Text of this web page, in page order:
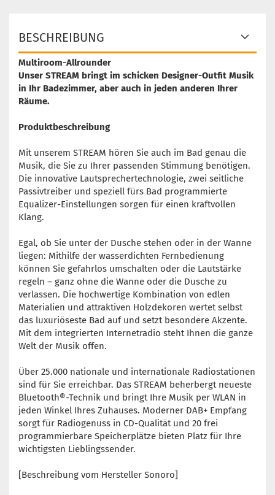
BESCHREIBUNG
Multiroom-Allrounder
Unser STREAM bringt im schicken Designer-Outfit Musik
in Ihr Badezimmer, aber auch in jeden anderen Ihrer
Räume.
Produktbeschreibung
Mit unserem STREAM hören Sie auch im Bad genau die
Musik, die Sie zu Ihrer passenden Stimmung benötigen.
Die innovative Lautsprechertechnologie, zwei seitliche
Passivtreiber und speziell fürs Bad programmierte
Equalizer-Einstellungen sorgen für einen kraftvollen
Klang.
Egal, ob Sie unter der Dusche stehen oder in der Wanne
liegen: Mithilfe der wasserdichten Fernbedienung
können Sie gefahrlos umschalten oder die Lautstärke
regeln – ganz ohne die Wanne oder die Dusche zu
verlassen. Die hochwertige Kombination von edlen
Materialien und attraktiven Holzdekoren wertet selbst
das luxuriöseste Bad auf und setzt besondere Akzente.
Mit dem integrierten Internetradio steht Ihnen die ganze
Welt der Musik offen.
Über 25.000 nationale und internationale Radiostationen
sind für Sie erreichbar. Das STREAM beherbergt neueste
Bluetooth®-Technik und bringt Ihre Musik per WLAN in
jeden Winkel Ihres Zuhauses. Moderner DAB+ Empfang
sorgt für Radiogenuss in CD-Qualität und 20 frei
programmierbare Speicherplätze bieten Platz für Ihre
wichtigsten Lieblingssender.
[Beschreibung vom Hersteller Sonoro]